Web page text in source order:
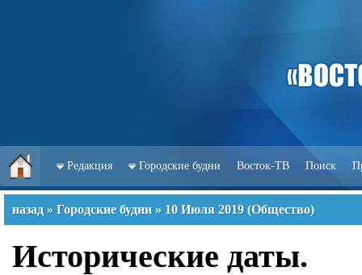
Редакция Городские будни Восток-ТВ Поиск
назад » Городские будни » 10 Июля 2019 (Общество)
Исторические даты.